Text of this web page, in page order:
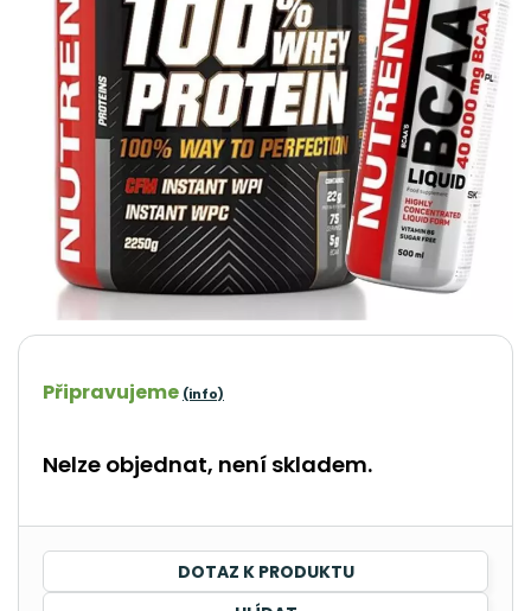
Připravujeme (info)
Nelze objednat, není skladem.
DOTAZ K PRODUKTU